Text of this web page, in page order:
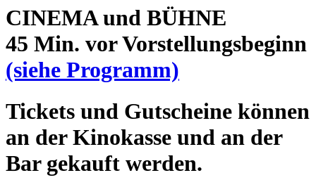
CINEMA und BÜHNE
45 Min. vor Vorstellungsbeginn
(siehe Programm)
Tickets und Gutscheine können
an der Kinokasse und an der
Bar gekauft werden.